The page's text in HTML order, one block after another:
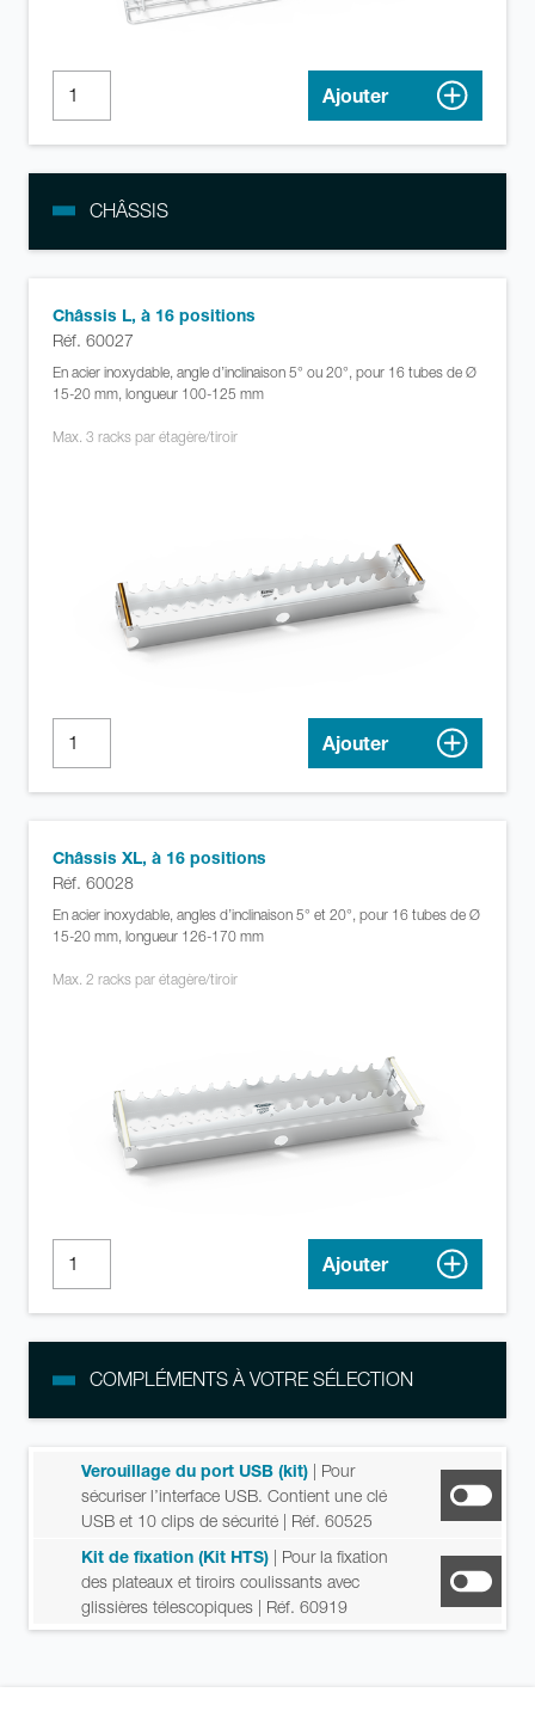
Ajouter
CHÂSSIS
Châssis L, à 16 positions
Réf. 60027
En acier inoxydable, angle d’inclinaison 5° ou 20°, pour 16 tubes de Ø
15-20 mm, longueur 100-125 mm
Max. 3 racks par étagère/tiroir
Ajouter
Châssis XL, à 16 positions
Réf. 60028
En acier inoxydable, angles d’inclinaison 5° et 20°, pour 16 tubes de Ø
15-20 mm, longueur 126-170 mm
Max. 2 racks par étagère/tiroir
Ajouter
COMPLÉMENTS À VOTRE SÉLECTION
Verouillage du port USB (kit) | Pour
sécuriser l’interface USB. Contient une clé
USB et 10 clips de sécurité | Réf. 60525
Kit de fixation (Kit HTS) | Pour la fixation
des plateaux et tiroirs coulissants avec
glissières télescopiques | Réf. 60919